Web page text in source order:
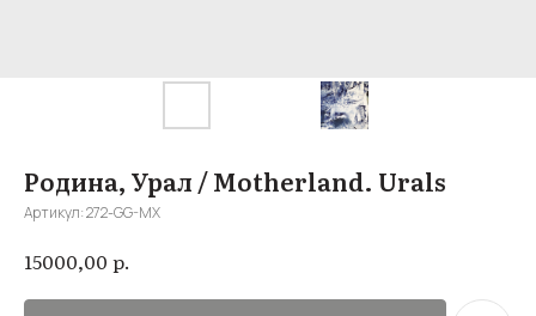
Родина, Урал / Motherland. Urals
Артикул:272-GG-MX
15000,00 р.